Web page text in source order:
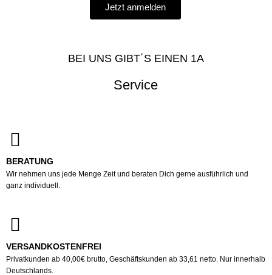
Jetzt anmelden
BEI UNS GIBT´S EINEN 1A
Service
BERATUNG
Wir nehmen uns jede Menge Zeit und beraten Dich gerne ausführlich und
ganz individuell.
VERSANDKOSTENFREI
Privatkunden ab 40,00€ brutto, Geschäftskunden ab 33,61 netto. Nur innerhalb
Deutschlands.